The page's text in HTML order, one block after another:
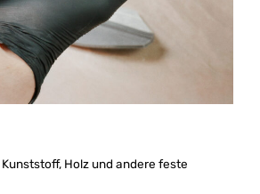
Holz und andere feste